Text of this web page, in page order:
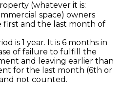
(whatever it is:
space) owners
and the last month of
is 1 year. It is 6 months in
of failure to fulfill the
and leaving earlier than
for the last month (6th or
not counted.